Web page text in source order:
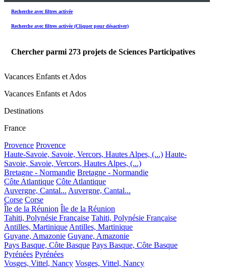
Recherche avec filtres activée
Recherche avec filtres activée (Cliquer pour désactiver)
Chercher parmi 273 projets de Sciences Participatives
Vacances Enfants et Ados
Vacances Enfants et Ados
Destinations
France
Provence Provence
Haute-Savoie, Savoie, Vercors, Hautes Alpes, (...) Haute-
Savoie, Savoie, Vercors, Hautes Alpes, (...)
Bretagne - Normandie Bretagne - Normandie
Côte Atlantique Côte Atlantique
Auvergne, Cantal... Auvergne, Cantal...
Corse Corse
Île de la Réunion Île de la Réunion
Tahiti, Polynésie Française Tahiti, Polynésie Française
Antilles, Martinique Antilles, Martinique
Guyane, Amazonie Guyane, Amazonie
Pays Basque, Côte Basque Pays Basque, Côte Basque
Pyrénées Pyrénées
Vosges, Vittel, Nancy Vosges, Vittel, Nancy